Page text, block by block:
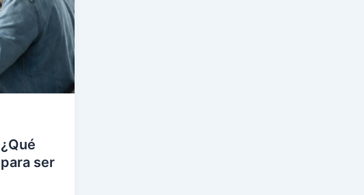
ser